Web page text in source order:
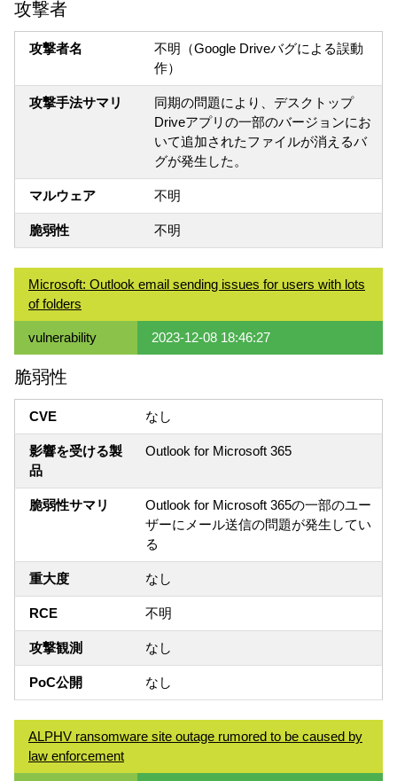
攻撃者
攻撃者名
不明（Google Driveバグによる誤動
作）
攻撃手法サマリ
同期の問題により、デスクトップ
Driveアプリの一部のバージョンにお
いて追加されたファイルが消えるバ
グが発生した。
マルウェア 不明
脆弱性 不明
Microsoft: Outlook email sending issues for users with lots
of folders
vulnerability 2023-12-08 18:46:27
脆弱性
CVE なし
影響を受ける製
品
Outlook for Microsoft 365
脆弱性サマリ
Outlook for Microsoft 365の一部のユー
ザーにメール送信の問題が発生してい
る
重大度 なし
RCE 不明
攻撃観測 なし
PoC公開 なし
ALPHV ransomware site outage rumored to be caused by
law enforcement